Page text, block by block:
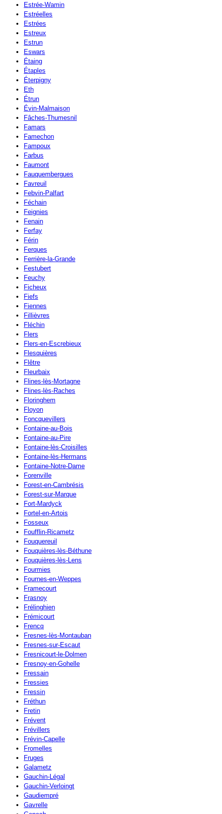
Estrée-Wamin
Estréelles
Estrées
Estreux
Estrun
Eswars
Étaing
Étaples
Éterpigny
Eth
Étrun
Évin-Malmaison
Fâches-Thumesnil
Famars
Famechon
Fampoux
Farbus
Faumont
Fauquembergues
Favreuil
Febvin-Palfart
Féchain
Feignies
Fenain
Ferfay
Férin
Ferques
Ferrière-la-Grande
Festubert
Feuchy
Ficheux
Fiefs
Fiennes
Fillièvres
Fléchin
Flers
Flers-en-Escrebieux
Flesquières
Flêtre
Fleurbaix
Flines-lès-Mortagne
Flines-lès-Raches
Floringhem
Floyon
Foncquevillers
Fontaine-au-Bois
Fontaine-au-Pire
Fontaine-lès-Croisilles
Fontaine-lès-Hermans
Fontaine-Notre-Dame
Forenville
Forest-en-Cambrésis
Forest-sur-Marque
Fort-Mardyck
Fortel-en-Artois
Fosseux
Foufflin-Ricametz
Fouquereuil
Fouquières-lès-Béthune
Fouquières-lès-Lens
Fourmies
Fournes-en-Weppes
Framecourt
Frasnoy
Frélinghien
Frémicourt
Frencq
Fresnes-lès-Montauban
Fresnes-sur-Escaut
Fresnicourt-le-Dolmen
Fresnoy-en-Gohelle
Fressain
Fressies
Fressin
Fréthun
Fretin
Frévent
Frévillers
Frévin-Capelle
Fromelles
Fruges
Galametz
Gauchin-Légal
Gauchin-Verloingt
Gaudiempré
Gavrelle